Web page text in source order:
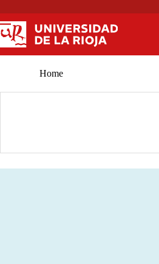
al
contenido
Home